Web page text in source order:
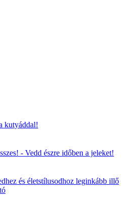
kutyáddal!
- Vedd észre időben a jeleket!
és életstílusodhoz leginkább illő